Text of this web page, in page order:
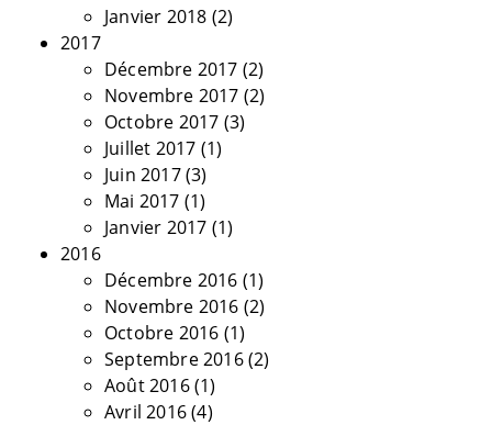
Janvier 2018 (2)
2017
Décembre 2017 (2)
Novembre 2017 (2)
Octobre 2017 (3)
Juillet 2017 (1)
Juin 2017(3)
Mai 2017 (1)
Janvier 2017 (1)
2016
Décembre 2016 (1)
Novembre 2016 (2)
Octobre 2016 (1)
Septembre 2016(2)
Août 2016(1)
Avril 2016(4)